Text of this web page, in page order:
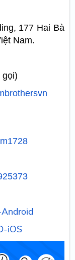
177 Hai Bà
Nam.
iOS